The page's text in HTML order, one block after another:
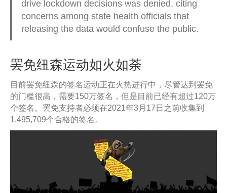
drive lockdown decisions was denied, citing
concerns among state health officials that
releasing the data would confuse the public.
罢免纽森运动如火如荼
目前罢免纽森的签名运动正在火热进行中，尽管达到罢免
的门槛很高，需要150万签名，但是目前已经有超过120万
个签名。罢免支持者必须在2021年3月17日之前收集到
1,495,709个合格的签名。